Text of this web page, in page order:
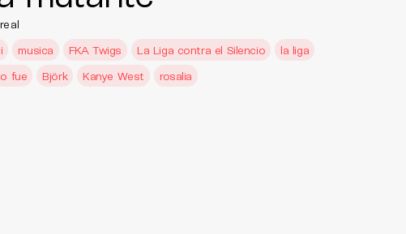
musica FKA Twigs La Liga contra el Silencio
la liga
fue Björk Kanye West rosalia